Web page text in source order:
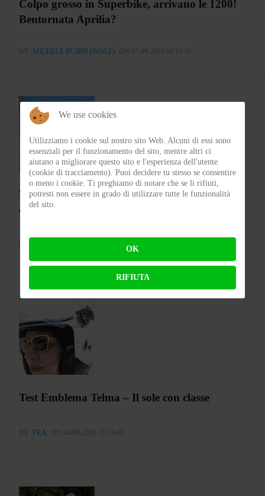
Colpo grosso in Superbike, arrivano le 1200!
Bentornata Aprilia?
BY MICHELE RUBIN (WOLF) ON 07-08-2026 00:11:35
Test CGM 136 RNA Fibra – Il jet che punta su
comfort e carattere
Test Emblema Telma – Il sole con classe
BY FRA ON 04-08-2026 21:53:46
We use cookies
Utilizziamo i cookie sul nostro sito Web. Alcuni di essi sono
essenziali per il funzionamento del sito, mentre altri ci
aiutano a migliorare questo sito e l'esperienza dell'utente
(cookie di tracciamento). Puoi decidere tu stesso se consentire
o meno i cookie. Ti preghiamo di notare che se li rifiuti,
potresti non essere in grado di utilizzare tutte le funzionalità
del sito.
OK
RIFIUTA